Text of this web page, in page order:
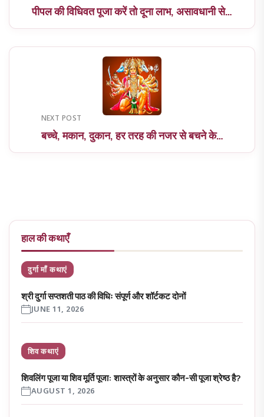
पीपल की विधिवत पूजा करें तो दूना लाभ, असावधानी से…
NEXT POST
बच्चे, मकान, दुकान, हर तरह की नजर से बचने के…
हाल की कथाएँ
दुर्गा माँ कथाएं
श्री दुर्गा सप्तशती पाठ की विधिः संपूर्ण और शॉर्टकट दोनों
JUNE 11, 2026
शिव कथाएं
शिवलिंग पूजा या शिव मूर्ति पूजा: शास्त्रों के अनुसार कौन-सी पूजा श्रेष्ठ है?
AUGUST 1, 2026